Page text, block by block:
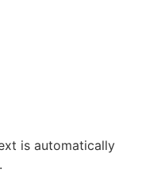
is automatically